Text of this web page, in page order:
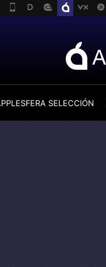
SELECCIÓN